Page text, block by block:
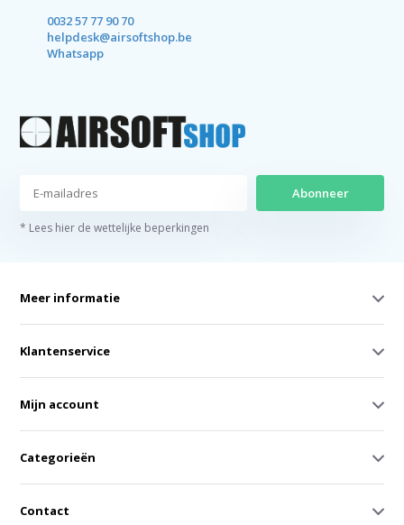
0032 57 77 90 70
helpdesk@airsoftshop.be
Whatsapp
Abonneer
* Lees hier de wettelijke beperkingen
Meer informatie
Klantenservice
Mijn account
Categorieën
Contact